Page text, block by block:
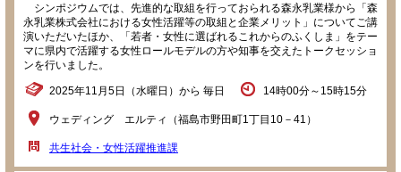
シンポジウムでは、先進的な取組を行っておられる森永乳業様から「森
永乳業株式会社における女性活躍等の取組と企業メリット」についてご講
演いただいたほか、「若者・女性に選ばれるこれからのふくしま」をテー
マに県内で活躍する女性ロールモデルの方や知事を交えたトークセッショ
ンを行いました。
2025年11月5日（水曜日）から 毎日 14時00分～15時15分
ウェディング エルティ（福島市野田町1丁目10－41）
共生社会・女性活躍推進課